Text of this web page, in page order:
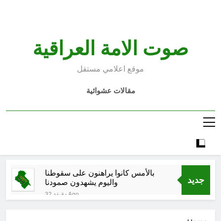
صوت الامة العراقية
موقع اعلامي مستقل
مقالات عشوائية
جديد
بالأمس كانوا يراهنون على سقوطنا
واليوم يشهدون صمودنا
32 دقيقة Ago